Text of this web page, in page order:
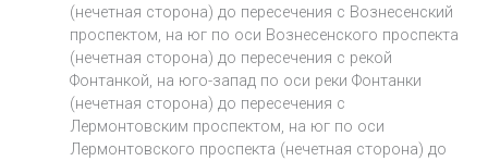
(нечетная сторона) до пересечения с Вознесенский
проспектом, на юг по оси Вознесенского проспекта
(нечетная сторона) до пересечения с рекой
Фонтанкой, на юго-запад по оси реки Фонтанки
(нечетная сторона) до пересечения с
Лермонтовским проспектом, на юг по оси
Лермонтовского проспекта (нечетная сторона) до